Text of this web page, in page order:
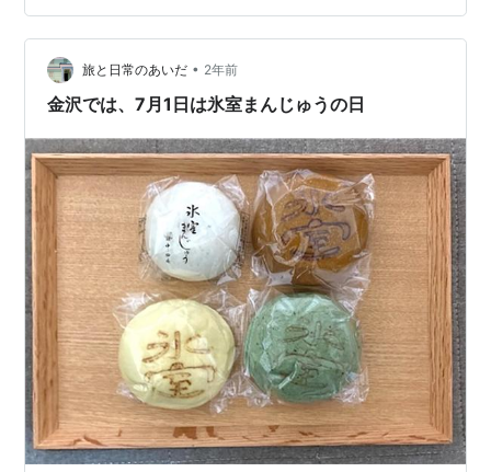
として使おうとしていたとの事で、ハカランダ(ローズウ
ッド)だった様子。 三木楽器にオリジナルブランドがあっ
たことも知らなかったけ…
旅と日常のあいだ • 2年前
金沢では、7月1日は氷室まんじゅうの日